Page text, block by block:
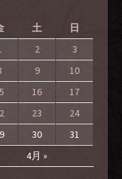
土 日
4月 »
2
3
9
10
16
17
23
24
30 31